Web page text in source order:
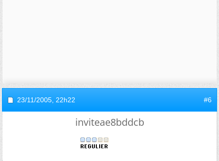
23/11/2005, 22h22 #6
inviteae8bddcb